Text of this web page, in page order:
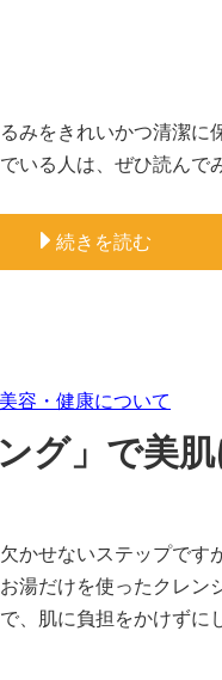
みをきれいかつ清潔に
いる人は、ぜひ読んで
続きを読む
美容・健康について
グ」で美
かせないステップです
湯だけを使ったクレン
、肌に負担をかけずに